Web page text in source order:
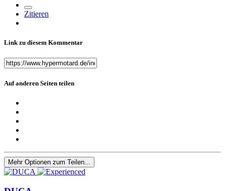
Zitieren
Link zu diesem Kommentar
Auf anderen Seiten teilen
Mehr Optionen zum Teilen...